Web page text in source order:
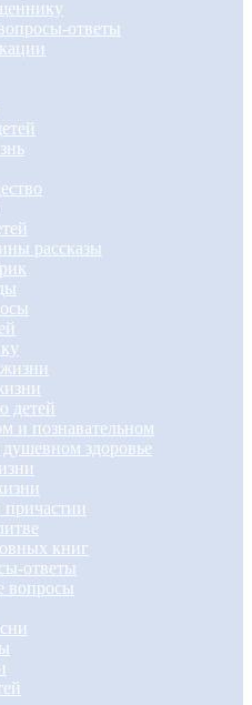
ответы
рассказы
детей
и познавательном
здоровье
книг
ответы
вопросы